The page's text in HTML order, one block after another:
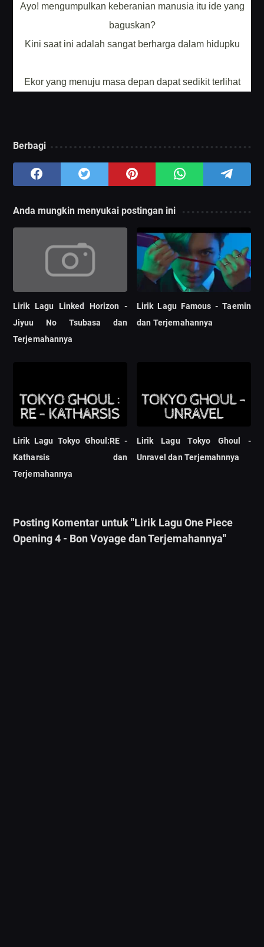
Ayo! mengumpulkan keberanian manusia itu ide yang
baguskan?
Kini saat ini adalah sangat berharga dalam hidupku
Ekor yang menuju masa depan dapat sedikit terlihat
Berbagi
Anda mungkin menyukai postingan ini
Lirik Lagu Linked Horizon -
Jiyuu No Tsubasa dan
Terjemahannya
Lirik Lagu Famous - Taemin
dan Terjemahannya
Lirik Lagu Tokyo Ghoul:RE -
Katharsis dan
Terjemahannya
Lirik Lagu Tokyo Ghoul -
Unravel dan Terjemahnnya
Posting Komentar untuk "Lirik Lagu One Piece
Opening 4 - Bon Voyage dan Terjemahannya"